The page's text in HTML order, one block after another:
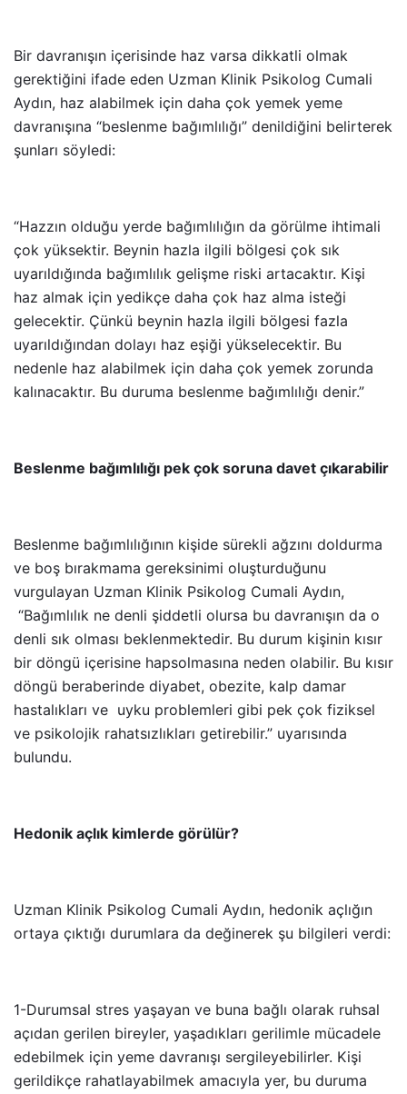
Bir davranışın içerisinde haz varsa dikkatli olmak
gerektiğini ifade eden Uzman Klinik Psikolog Cumali
Aydın, haz alabilmek için daha çok yemek yeme
davranışına “beslenme bağımlılığı” denildiğini belirterek
şunları söyledi:
“Hazzın olduğu yerde bağımlılığın da görülme ihtimali
çok yüksektir. Beynin hazla ilgili bölgesi çok sık
uyarıldığında bağımlılık gelişme riski artacaktır. Kişi
haz almak için yedikçe daha çok haz alma isteği
gelecektir. Çünkü beynin hazla ilgili bölgesi fazla
uyarıldığından dolayı haz eşiği yükselecektir. Bu
nedenle haz alabilmek için daha çok yemek zorunda
kalınacaktır. Bu duruma beslenme bağımlılığı denir.”
Beslenme bağımlılığı pek çok soruna davet çıkarabilir
Beslenme bağımlılığının kişide sürekli ağzını doldurma
ve boş bırakmama gereksinimi oluşturduğunu
vurgulayan Uzman Klinik Psikolog Cumali Aydın,
“Bağımlılık ne denli şiddetli olursa bu davranışın da o
denli sık olması beklenmektedir. Bu durum kişinin kısır
bir döngü içerisine hapsolmasına neden olabilir. Bu kısır
döngü beraberinde diyabet, obezite, kalp damar
hastalıkları ve uyku problemleri gibi pek çok fiziksel
ve psikolojik rahatsızlıkları getirebilir.” uyarısında
bulundu.
Hedonik açlık kimlerde görülür?
Uzman Klinik Psikolog Cumali Aydın, hedonik açlığın
ortaya çıktığı durumlara da değinerek şu bilgileri verdi:
1-Durumsal stres yaşayan ve buna bağlı olarak ruhsal
açıdan gerilen bireyler, yaşadıkları gerilimle mücadele
edebilmek için yeme davranışı sergileyebilirler. Kişi
gerildikçe rahatlayabilmek amacıyla yer, bu duruma